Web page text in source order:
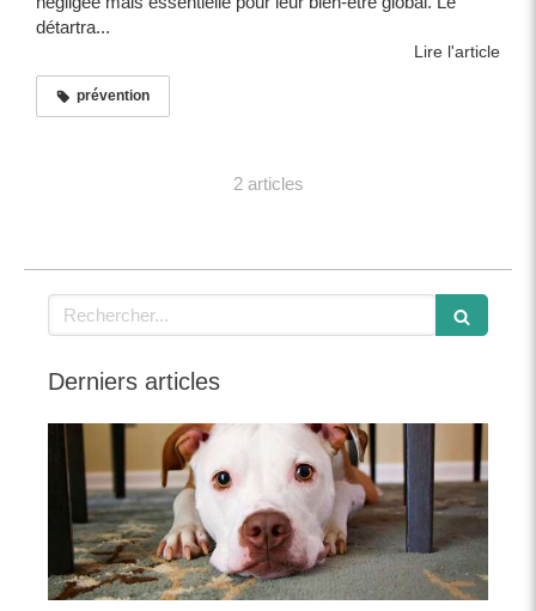
détartra...
Lire l'article
prévention
2 articles
Rechercher
Derniers articles